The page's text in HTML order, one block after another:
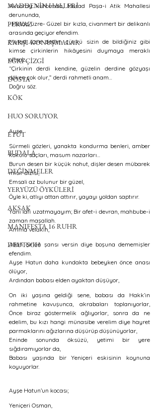
MADDENİN HALLERİ
PERVAZ
KARŞI-KONUŞMALAR
EĞRİ ÇİZGİ
DOSYA
KÖK
HUO SORUYOR
ETÜT
BUDALA
DEĞİNMELER
YERYÜZÜ ÖYKÜLERİ
AKSAK
MANIFESTA 16 RUHR
DEUTSCH
Aksaray kurbunda, Murad Paşa-i Atik Mahallesi
derununda,
-Mutad üzre- Güzel bir kızla, civanmert bir delikanlı
arasında geçiyor efendim.
Mutad üzre dedim çünkü sizin de bildiğiniz gibi
kimse çirkinlerin hikâyesini duymaya meraklı
olmaz…
“Çirkinin derdi kendine, güzelin derdine gözyaşı
döken çok olur,” derdi rahmetli anam…
Doğru söz.
Ayşe,
Sürmeli gözleri, yanakta kondurma benleri, amber
kokulu saçları, masum nazarları…
Burun desen bir küçük nohut, dişler desen mübarek
mısır dizisi,
Emsali az bulunur bir güzel,
Öyle ki, atlıyı attan attırır, yayayı yoldan saptırır.
Yani lafı uzatmayayım; Bir afet-i devran, mahbube-i
zaman maşallah.
Amma velakin,
Allah çirkin şansı versin diye boşuna dememişler
efendim.
Ayşe Hatun daha kundakta bebeyken önce anası
ölüyor,
Ardından babası elden ayaktan düşüyor,
On iki yaşına geldiği sene, babası da Hakk’ın
rahmetine kavuşunca, akrabaları toplanıyorlar,
Önce biraz göstermelik ağlıyorlar, sonra da ne
edelim, bu kızı hangi münasibe verelim diye hayret
parmaklarını ağızlarına düşürüp düşünüyorlar,
Eninde sonunda öksüzü, yetimi bir yere
sığdıramıyorlar da,
Babası yaşında bir Yeniçeri eskisinin koynuna
koyuyorlar.
Ayşe Hatun’un kocası;
Yeniçeri Osman,